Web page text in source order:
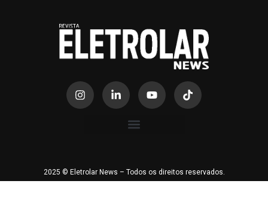
2025 © Eletrolar News – Todos os direitos reservados.